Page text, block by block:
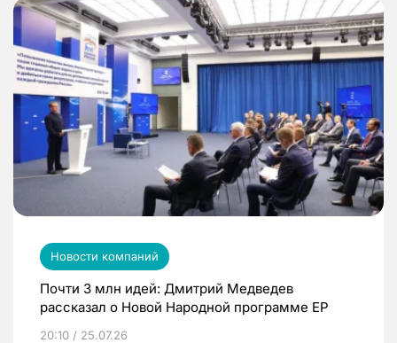
Новости компаний
Почти 3 млн идей: Дмитрий Медведев
рассказал о Новой Народной программе ЕР
20:10 / 25.07.26